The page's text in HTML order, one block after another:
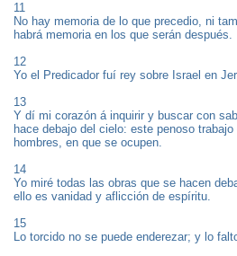
11
No hay memoria de lo que precedio, ni
habrá memoria en los que serán después.
12
Yo el Predicador fuí rey sobre Israel en
13
Y dí mi corazón á inquirir y buscar con
hace debajo del cielo: este penoso
hombres, en que se ocupen.
14
Yo miré todas las obras que se hacen
ello es vanidad y aflicción de espíritu.
15
Lo torcido no se puede enderezar; y lo